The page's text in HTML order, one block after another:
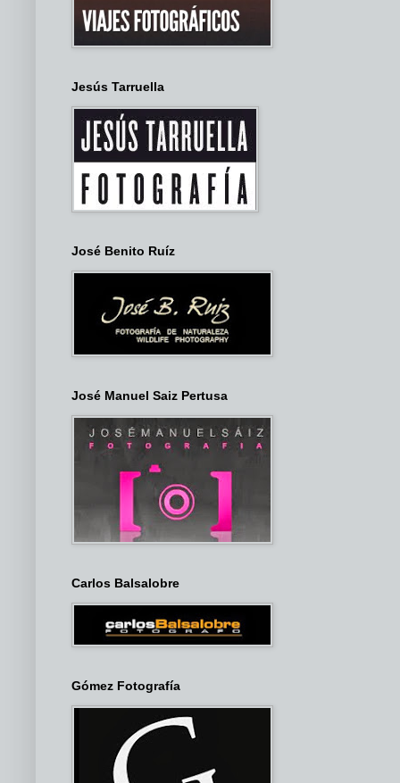
Jesús Tarruella
José Benito Ruíz
José Manuel Saiz Pertusa
Carlos Balsalobre
Gómez Fotografía